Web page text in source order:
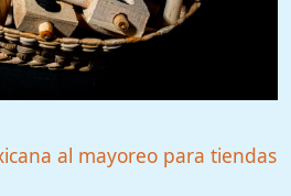
al mayoreo para tiendas